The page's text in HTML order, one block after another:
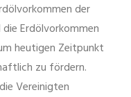
der
die Erdölvorkommen
heutigen Zeitpunkt
zu fördern.
Vereinigten